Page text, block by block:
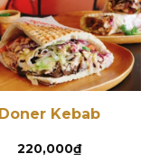
Doner Kebab
220,000₫